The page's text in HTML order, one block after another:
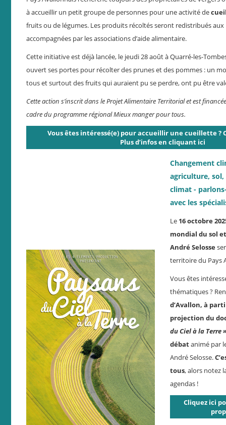
à accueillir un petit groupe de personnes pour une activité de
fruits ou de légumes. Les produits récoltés seront redistribués
accompagnées par les associations d’aide alimentaire.
Cette initiative est déjà lancée, le jeudi 28 août à Quarré-les-
ouvert ses portes pour récolter des prunes et des pommes : un
tous et surtout des fruits qui auraient pu se perdre, ont pu être
Cette action s’inscrit dans le Projet Alimentaire Territorial et est
cadre du programme régional Mieux manger pour tous.
Vous êtes intéressé(e) pour accueillir une cueillette ?
Plus d’infos en cliquant ici
Changement
agriculture,
climat -
avec les
Le 16 octobre
mondial du sol
André Selosse
territoire du Pays
Vous êtes
thématiques ?
d’Avallon, à
projection du
du Ciel à la Terre
débatanimé par
André Selosse.
tous, alors notez
agendas !
Cliquez ici